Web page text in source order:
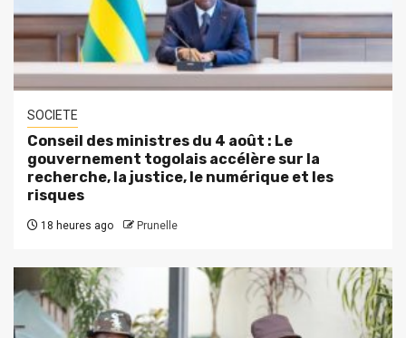
SOCIETE
Conseil des ministres du 4 août : Le
gouvernement togolais accélère sur la
recherche, la justice, le numérique et les
risques
18 heures ago Prunelle